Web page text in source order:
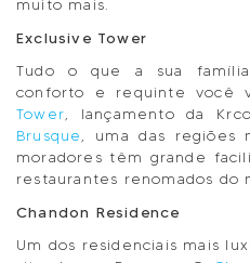
muito mais.
Exclusive Tower
Tudo o que a sua
conforto e requinte você
Tower, lançamento da
Brusque, uma das regiões
moradores têm grande
restaurantes renomados do
Chandon Residence
Um dos residenciais mais